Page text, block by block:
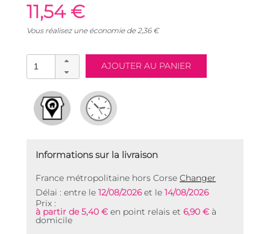
11,54 €
Vous réalisez une économie de2,36€
Informations sur la livraison
France métropolitaine hors Corse Changer
Délai : entre le 12/08/2026et le 14/08/2026
Prix :
à partir de 5,40 € en point relais et 6,90 € à
domicile